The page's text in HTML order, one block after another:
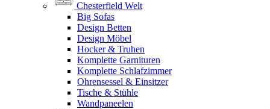
Chesterfield Welt
Big Sofas
Design Betten
Design Möbel
Hocker & Truhen
Komplette Garnituren
Komplette Schlafzimmer
Ohrensessel & Einsitzer
Tische & Stühle
Wandpaneelen